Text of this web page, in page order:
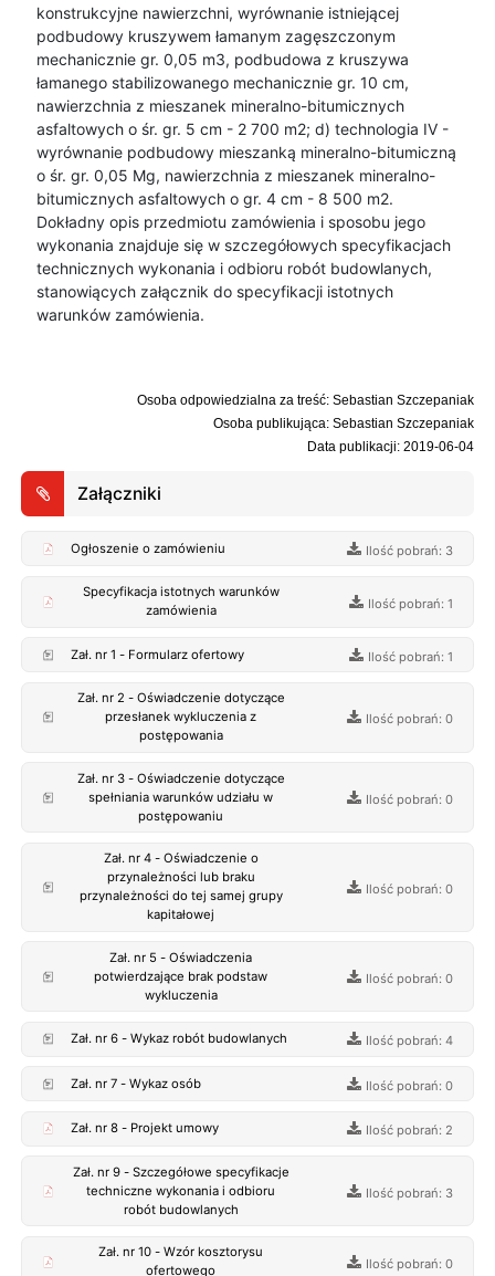
konstrukcyjne nawierzchni, wyrównanie istniejącej
podbudowy kruszywem łamanym zagęszczonym
mechanicznie gr. 0,05 m3, podbudowa z kruszywa
łamanego stabilizowanego mechanicznie gr. 10 cm,
nawierzchnia z mieszanek mineralno-bitumicznych
asfaltowych o śr. gr. 5 cm - 2 700 m2; d) technologia IV -
wyrównanie podbudowy mieszanką mineralno-bitumiczną
o śr. gr. 0,05 Mg, nawierzchnia z mieszanek mineralno-
bitumicznych asfaltowych o gr. 4 cm - 8 500 m2.
Dokładny opis przedmiotu zamówienia i sposobu jego
wykonania znajduje się w szczegółowych specyfikacjach
technicznych wykonania i odbioru robót budowlanych,
stanowiących załącznik do specyfikacji istotnych
warunków zamówienia.
Osoba odpowiedzialna za treść: Sebastian Szczepaniak
Osoba publikująca: Sebastian Szczepaniak
Data publikacji: 2019-06-04
Załączniki
Ogłoszenie o zamówieniu Ilość pobrań: 3
Specyfikacja istotnych warunków
zamówienia
Ilość pobrań: 1
Zał. nr 1 - Formularz ofertowy Ilość pobrań: 1
Zał. nr 2 - Oświadczenie dotyczące
przesłanek wykluczenia z
postępowania
Ilość pobrań: 0
Zał. nr 3 - Oświadczenie dotyczące
spełniania warunków udziału w
postępowaniu
Ilość pobrań: 0
Zał. nr 4 - Oświadczenie o
przynależności lub braku
przynależności do tej samej grupy
kapitałowej
Ilość pobrań: 0
Zał. nr 5 - Oświadczenia
potwierdzające brak podstaw
wykluczenia
Ilość pobrań: 0
Zał. nr 6 - Wykaz robót budowlanych Ilość pobrań: 4
Zał. nr 7 - Wykaz osób Ilość pobrań: 0
Zał. nr 8 - Projekt umowy Ilość pobrań: 2
Zał. nr 9 - Szczegółowe specyfikacje
techniczne wykonania i odbioru
robót budowlanych
Ilość pobrań: 3
Zał. nr 10 - Wzór kosztorysu
ofertowego
Ilość pobrań: 0